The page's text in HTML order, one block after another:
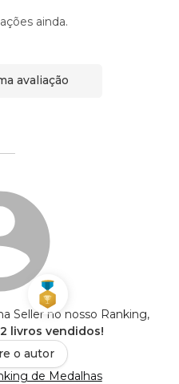
ainda.
avaliação
Seller no nosso Ranking,
livros vendidos!
o autor
de Medalhas